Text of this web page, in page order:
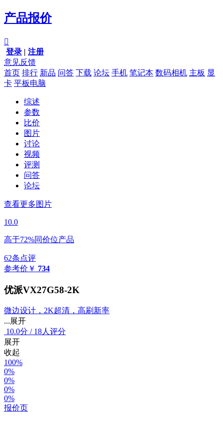
产品报价

登录 | 注册
意见反馈
首页 排行 新品 问答 下载 论坛 手机 笔记本 数码相机 主板 显
卡 平板电脑
综述
参数
比价
图片
讨论
视频
评测
问答
论坛
查看更多图片
10.0
高于72%同价位产品
62条点评
参考价 ￥ 734
优派VX27G58-2K
微边设计，2K超清，高刷新率
...展开
10.0分 / 18人评分
展开
收起
100%
0%
0%
0%
0%
报价页